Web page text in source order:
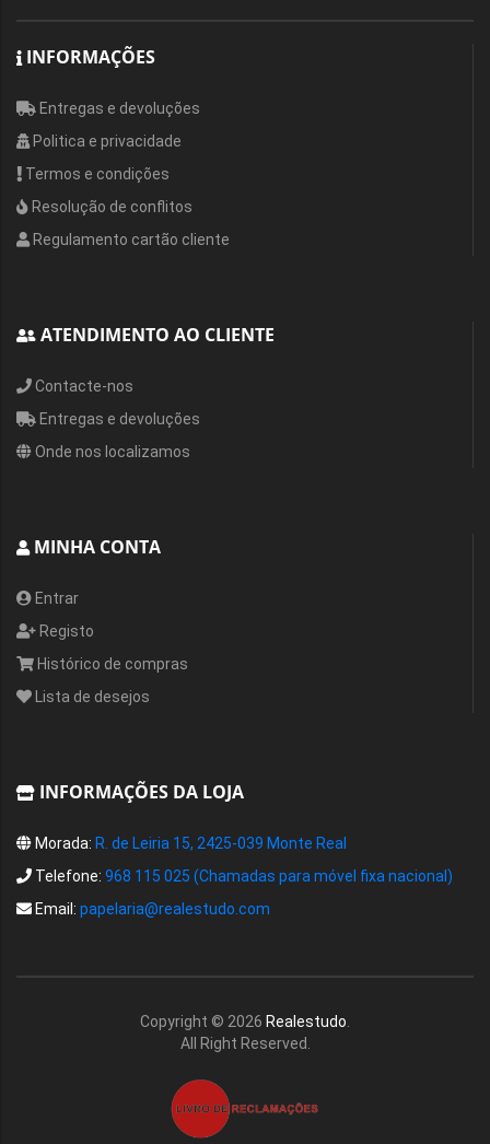
INFORMAÇÕES
Entregas e devoluções
Politica e privacidade
Termos e condições
Resolução de conflitos
Regulamento cartão cliente
ATENDIMENTO AO CLIENTE
Contacte-nos
Entregas e devoluções
Onde nos localizamos
MINHA CONTA
Entrar
Registo
Histórico de compras
Lista de desejos
INFORMAÇÕES DA LOJA
Morada: R. de Leiria 15, 2425-039 Monte Real
Telefone: 968 115 025 (Chamadas para móvel fixa nacional)
Email: papelaria@realestudo.com
Copyright © 2026 Realestudo
All Right Reserved.